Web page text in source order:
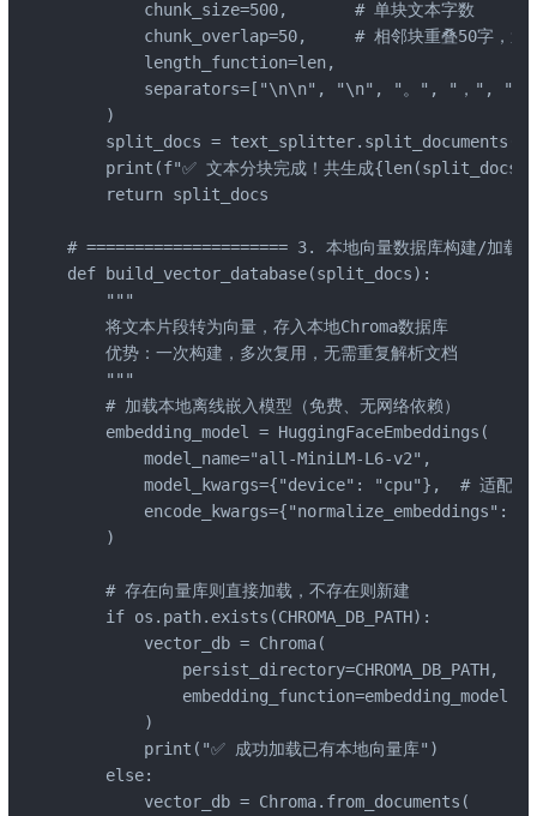
        chunk_size=500,       # 单块文本字数
chunk_overlap=50,     # 相邻块重叠50字，避
        length_function=len,
separators=["\n\n", "\n", "。", "，", "
    )
split_docs =
print(f"✅ 文本分块完成！共生成
    return split_docs
# ===================== 3. 本地向量数据库构建/加载
def build_vector_database(split_docs):
    """
    将文本片段转为向量，存入本地Chroma数据库
    优势：一次构建，多次复用，无需重复解析文档
    """
    # 加载本地离线嵌入模型（免费、无网络依赖）
    embedding_model = HuggingFaceEmbeddings(
        model_name="all-MiniLM-L6-v2",
model_kwargs={"device": "cpu"},  # 适配所
encode_kwargs={"normalize_embeddings":
    )
    # 存在向量库则直接加载，不存在则新建
    if os.path.exists(CHROMA_DB_PATH):
        vector_db = Chroma(
            persist_directory=CHROMA_DB_PATH,
            embedding_function=embedding_model
        )
        print("✅ 成功加载已有本地向量库")
    else:
        vector_db = Chroma.from_documents(